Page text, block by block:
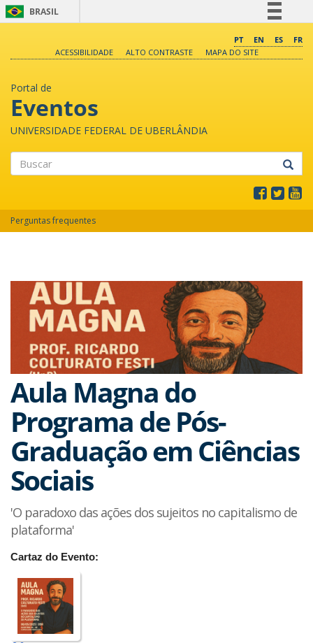
BRASIL
Comunica BR
PT EN ES
FR
ACESSIBILIDADE
ALTO CONTRASTE MAPA DO SITE
Portal de
Eventos
UNIVERSIDADE FEDERAL DE UBERLÂNDIA
Perguntas frequentes
Aula Magna do
Programa de Pós-
Graduação em Ciências
Sociais
'O paradoxo das ações dos sujeitos no capitalismo de
plataforma'
Cartaz do Evento: